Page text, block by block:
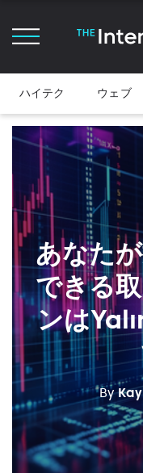
ハイテク ウェブ
あなた
できる
ンは
By